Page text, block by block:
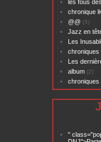
les fous
chronique
@@ (3)
Jazz en
Les
chroniques
Les
album (2)
chroniques
"